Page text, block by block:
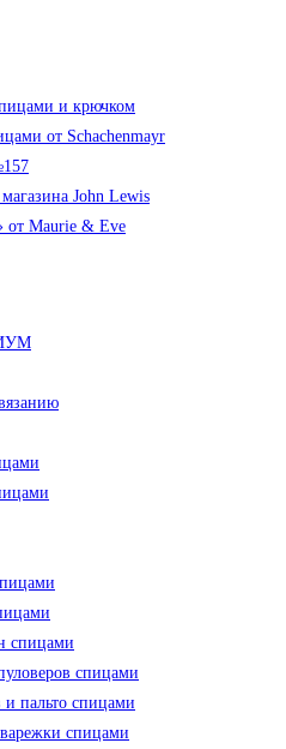
и крючком
от Schachenmayr
John Lewis
от Maurie & Eve
спицами
спицами
и пальто спицами
спицами